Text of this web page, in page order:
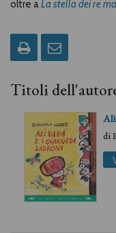
oltre aLa stella dei re
Titoli
Alì
di